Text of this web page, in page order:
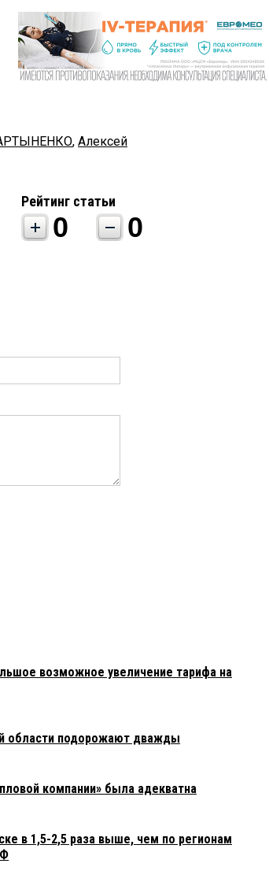
, Алексей
Рейтинг статьи
0 0
возможное увеличение тарифа на
области подорожают дважды
компании» была адекватна
в 1,5-2,5 раза выше, чем по регионам